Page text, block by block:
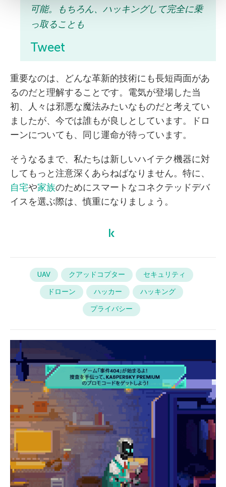
可能。もちろん、ハッキングして完全に乗
っ取ることも
Tweet
重要なのは、どんな革新的技術にも長短両面があ
るのだと理解することです。電気が登場した当
初、人々は邪悪な魔法みたいなものだと考えてい
ましたが、今では誰もが良しとしています。ドロ
ーンについても、同じ運命が待っています。
そうなるまで、私たちは新しいハイテク機器に対
してもっと注意深くあらねばなりません。特に、
自宅や家族のためにスマートなコネクテッドデバ
イスを選ぶ際は、慎重になりましょう。
UAV クアッドコプター
セキュリティ
ドローン
ハッカー
ハッキング
プライバシー